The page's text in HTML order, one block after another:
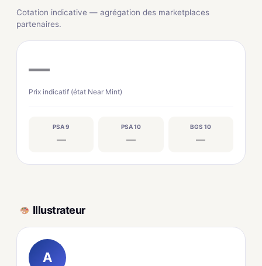
Cotation indicative — agrégation des marketplaces
partenaires.
—
Prix indicatif (état Near Mint)
PSA 9
—
PSA 10
—
BGS 10
—
Illustrateur
A